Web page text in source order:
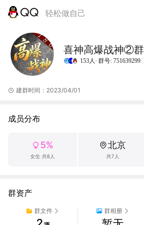
轻松做自己
喜神高爆战神②群
153人· 群号: 751639299
建群时间：2023/04/01
成员分布
5%
女生 共8人
北京
共7人
群资产
群文件 群相册